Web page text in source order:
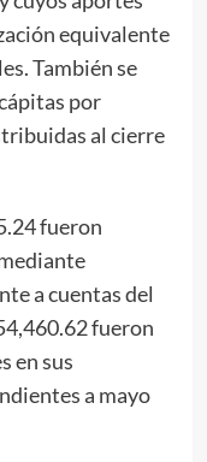
equivalente
También se
por
al cierre
fueron
a cuentas del
fueron
en sus
a mayo